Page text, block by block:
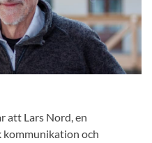
att Lars Nord, en
och